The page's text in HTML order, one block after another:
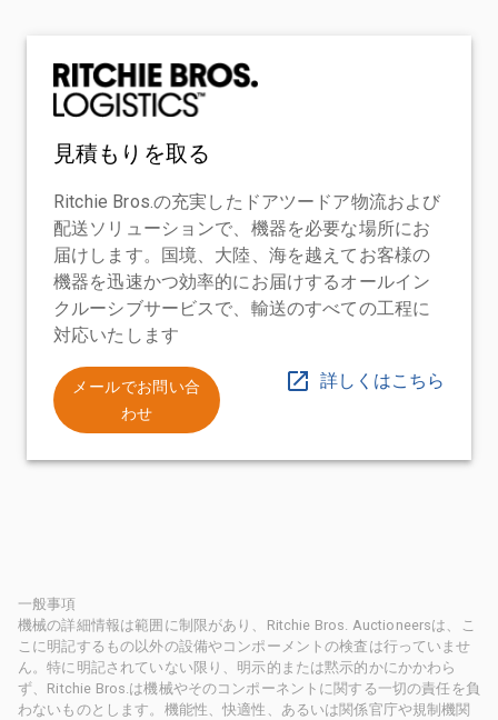
見積もりを取る
Ritchie Bros.の充実したドアツードア物流および
配送ソリューションで、機器を必要な場所にお
届けします。国境、大陸、海を越えてお客様の
機器を迅速かつ効率的にお届けするオールイン
クルーシブサービスで、輸送のすべての工程に
対応いたします
メールでお問い合
わせ
詳しくはこちら
一般事項
機械の詳細情報は範囲に制限があり、Ritchie Bros. Auctioneersは、こ
こに明記するもの以外の設備やコンポーメントの検査は行っていませ
ん。特に明記されていない限り、明示的または黙示的かにかかわら
ず、Ritchie Bros.は機械やそのコンポーネントに関する一切の責任を負
わないものとします。機能性、快適性、あるいは関係官庁や規制機関